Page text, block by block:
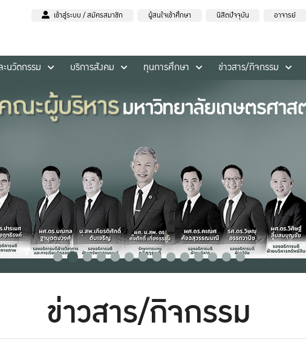
เข้าสู่ระบบ / สมัครสมาชิก ผู้สนใจเข้าศึกษา นิสิตปัจจุบัน อาจารย์
นวัตกรรม บริการสังคม ทุนการศึกษา ข่าวสาร/กิจกรรม
ข่าวสาร/กิจกรรม